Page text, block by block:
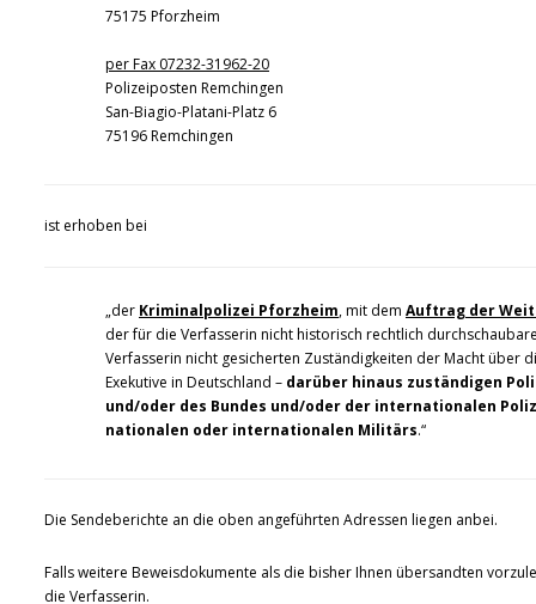
75175 Pforzheim
per Fax 07232-31962-20
Polizeiposten Remchingen
San-Biagio-Platani-Platz 6
75196 Remchingen
ist erhoben bei
„der Kriminalpolizei Pforzheim, mit dem Auftrag der
der für die Verfasserin nicht historisch rechtlich
Verfasserin nicht gesicherten Zuständigkeiten der Macht über
Exekutive in Deutschland – darüber hinaus zuständigen
und/oder des Bundes und/oder der internationalen
nationalen oder internationalen Militärs.“
Die Sendeberichte an die oben angeführten Adressen liegen anbei.
Falls weitere Beweisdokumente als die bisher Ihnen übersandten
die Verfasserin.